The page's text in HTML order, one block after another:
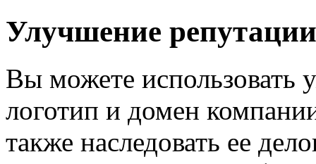
Улучшение
Вы можете использовать
логотип и домен
также наследовать ее